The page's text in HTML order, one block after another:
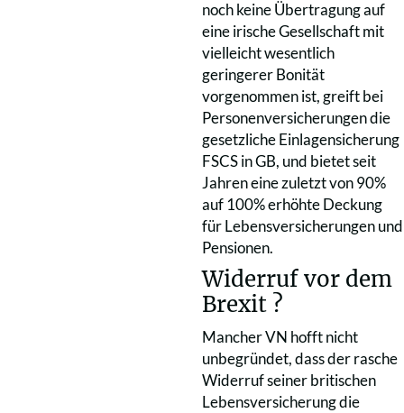
noch keine Übertragung auf
eine irische Gesellschaft mit
vielleicht wesentlich
geringerer Bonität
vorgenommen ist, greift bei
Personenversicherungen die
gesetzliche Einlagensicherung
FSCS in GB, und bietet seit
Jahren eine zuletzt von 90%
auf 100% erhöhte Deckung
für Lebensversicherungen und
Pensionen.
Widerruf vor dem
Brexit ?
Mancher VN hofft nicht
unbegründet, dass der rasche
Widerruf seiner britischen
Lebensversicherung die